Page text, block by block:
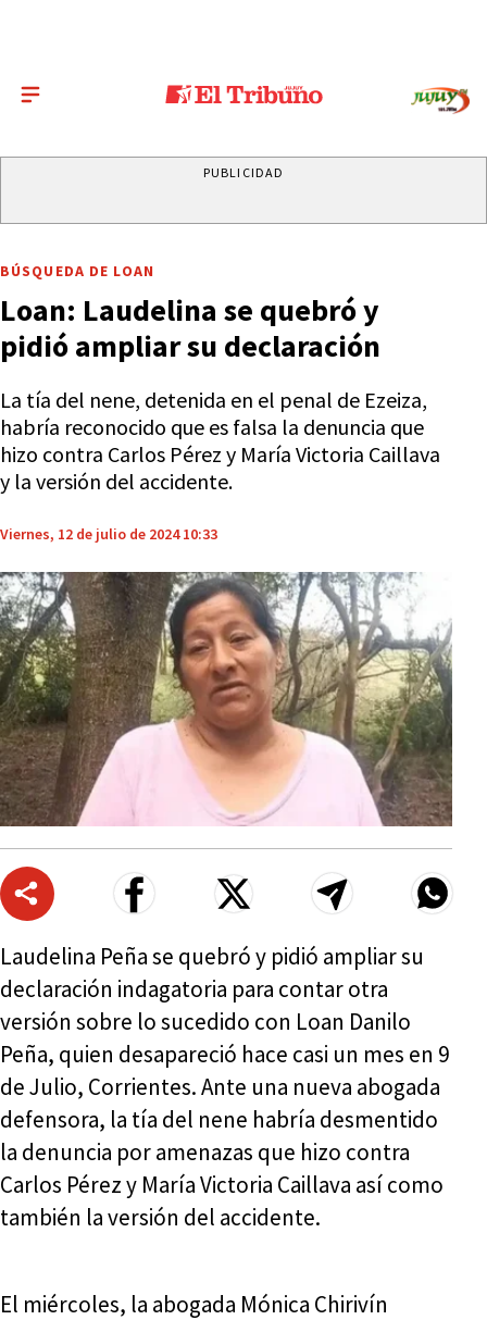
PUBLICIDAD
BÚSQUEDA DE LOAN
Loan: Laudelina se quebró y
pidió ampliar su declaración
La tía del nene, detenida en el penal de Ezeiza,
habría reconocido que es falsa la denuncia que
hizo contra Carlos Pérez y María Victoria Caillava
y la versión del accidente.
Viernes, 12 de julio de 2024 10:33
Laudelina Peña se quebró y pidió ampliar su
declaración indagatoria para contar otra
versión sobre lo sucedido con Loan Danilo
Peña, quien desapareció hace casi un mes en 9
de Julio, Corrientes. Ante una nueva abogada
defensora, la tía del nene habría desmentido
la denuncia por amenazas que hizo contra
Carlos Pérez y María Victoria Caillava así como
también la versión del accidente.
El miércoles, la abogada Mónica Chirivín